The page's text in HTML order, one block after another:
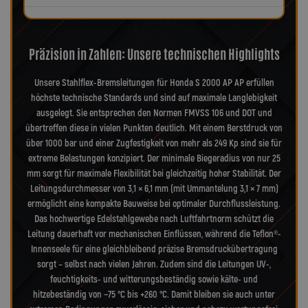
Präzision in Zahlen: Unsere technischen Highlights
Unsere Stahlflex-Bremsleitungen für Honda S 2000 AP AP erfüllen
höchste technische Standards und sind auf maximale Langlebigkeit
ausgelegt. Sie entsprechen den Normen FMVSS 106 und DOT und
übertreffen diese in vielen Punkten deutlich. Mit einem Berstdruck von
über 1000 bar und einer Zugfestigkeit von mehr als 249 Kp sind sie für
extreme Belastungen konzipiert. Der minimale Biegeradius von nur 25
mm sorgt für maximale Flexibilität bei gleichzeitig hoher Stabilität. Der
Leitungsdurchmesser von 3,1 × 6,1 mm (mit Ummantelung 3,1 × 7 mm)
ermöglicht eine kompakte Bauweise bei optimaler Durchflussleistung.
Das hochwertige Edelstahlgewebe nach Luftfahrtnorm schützt die
Leitung dauerhaft vor mechanischen Einflüssen, während die Teflon®-
Innenseele für eine gleichbleibend präzise Bremsdruckübertragung
sorgt – selbst nach vielen Jahren. Zudem sind die Leitungen UV-,
feuchtigkeits- und witterungsbeständig sowie kälte- und
hitzebeständig von −75 °C bis +260 °C. Damit bleiben sie auch unter